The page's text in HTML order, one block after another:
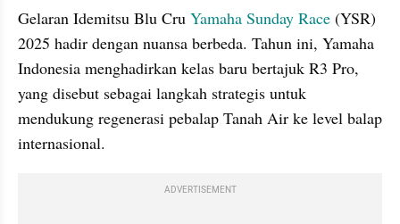
Gelaran Idemitsu Blu Cru Yamaha Sunday Race (YSR)
2025 hadir dengan nuansa berbeda. Tahun ini, Yamaha
Indonesia menghadirkan kelas baru bertajuk R3 Pro,
yang disebut sebagai langkah strategis untuk
mendukung regenerasi pebalap Tanah Air ke level balap
internasional.
ADVERTISEMENT